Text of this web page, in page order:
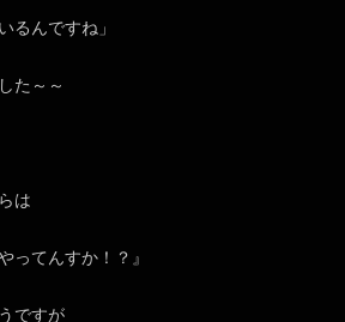
るんですね」
た～～
は
ってんすか！？』
ですが